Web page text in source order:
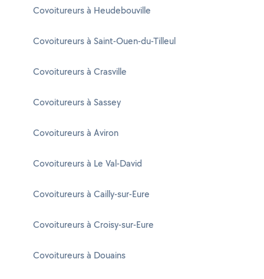
Covoitureurs à Heudebouville
Covoitureurs à Saint-Ouen-du-Tilleul
Covoitureurs à Crasville
Covoitureurs à Sassey
Covoitureurs à Aviron
Covoitureurs à Le Val-David
Covoitureurs à Cailly-sur-Eure
Covoitureurs à Croisy-sur-Eure
Covoitureurs à Douains